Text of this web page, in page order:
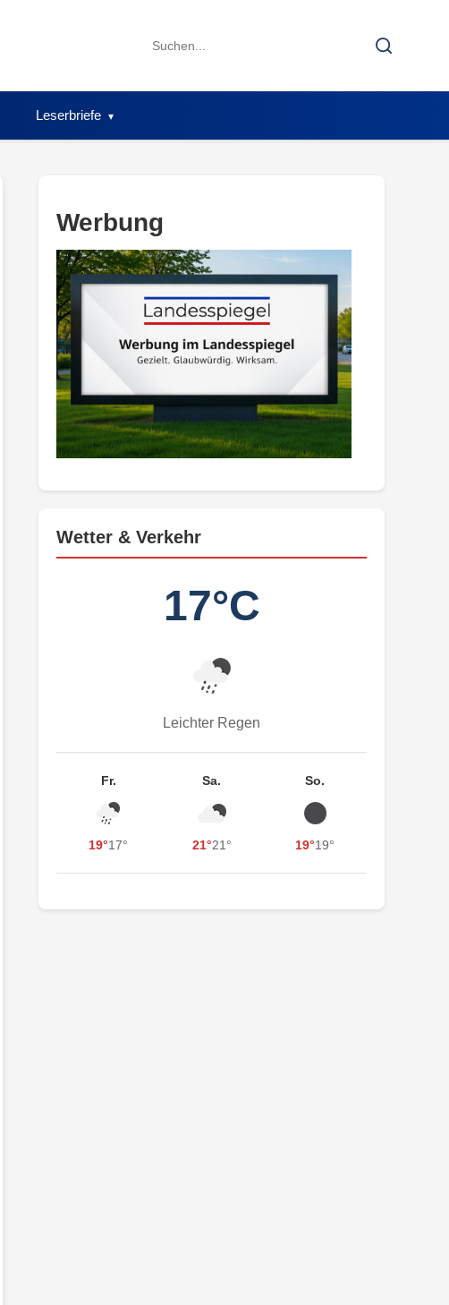
Search
Search
Leserbriefe
Werbung
Wetter & Verkehr
17°C
Leichter Regen
Fr.
19°17°
Sa.
21°21°
So.
19°19°